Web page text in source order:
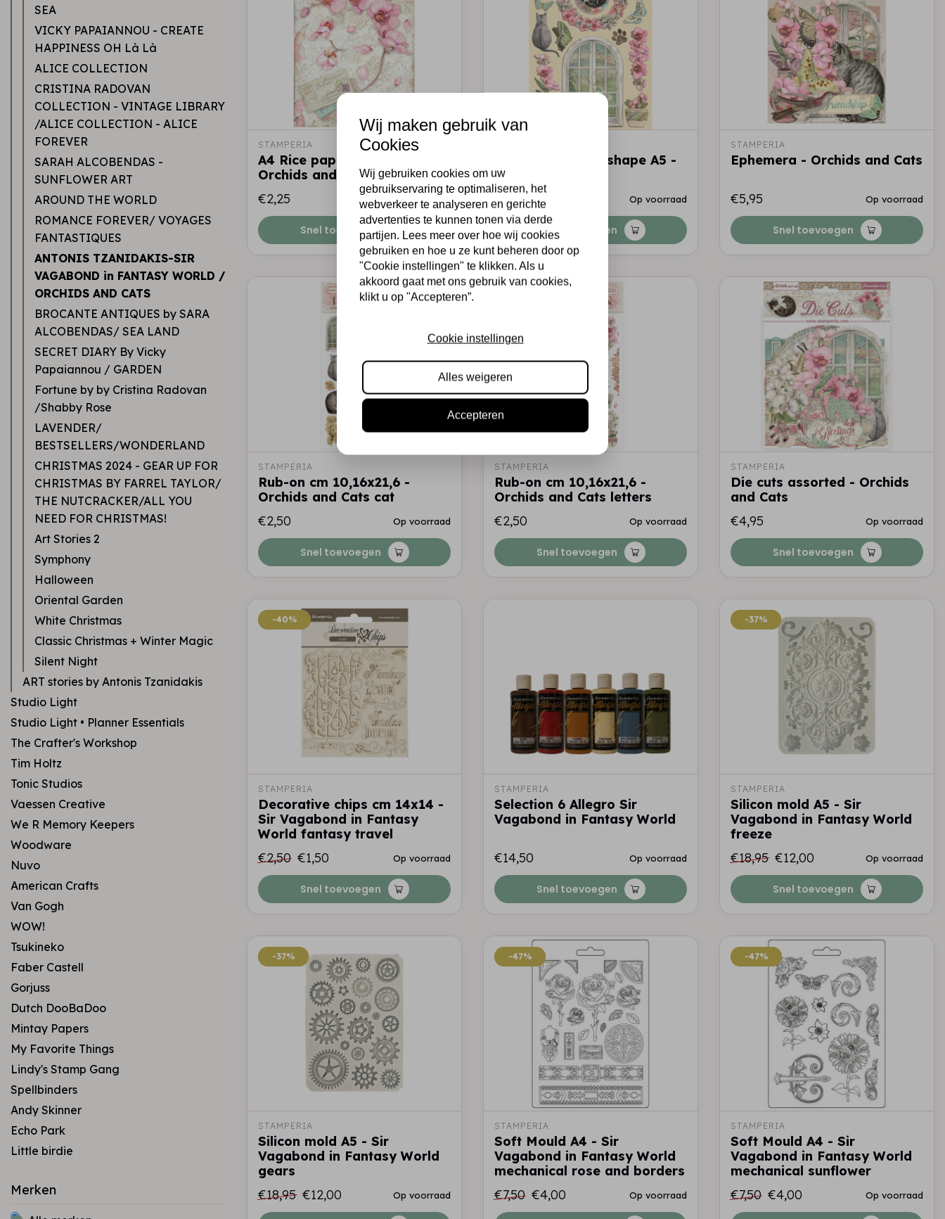
SEA
VICKY PAPAIANNOU - CREATE
HAPPINESS OH Là Là
ALICE COLLECTION
CRISTINA RADOVAN
COLLECTION - VINTAGE LIBRARY
/ALICE COLLECTION - ALICE
FOREVER
SARAH ALCOBENDAS -
SUNFLOWER ART
AROUND THE WORLD
ROMANCE FOREVER/ VOYAGES
FANTASTIQUES
ANTONIS TZANIDAKIS-SIR
VAGABOND in FANTASY WORLD /
ORCHIDS AND CATS
BROCANTE ANTIQUES by SARA
ALCOBENDAS/ SEA LAND
SECRET DIARY By Vicky
Papaiannou / GARDEN
Fortune by by Cristina Radovan
/Shabby Rose
LAVENDER/
BESTSELLERS/WONDERLAND
CHRISTMAS 2024 - GEAR UP FOR
CHRISTMAS BY FARREL TAYLOR/
THE NUTCRACKER/ALL YOU
NEED FOR CHRISTMAS!
Art Stories 2
Symphony
Halloween
Oriental Garden
White Christmas
Classic Christmas + Winter Magic
Silent Night
ART stories by Antonis Tzanidakis
Studio Light
Studio Light • Planner Essentials
The Crafter's Workshop
Tim Holtz
Tonic Studios
Vaessen Creative
We R Memory Keepers
Woodware
Nuvo
American Crafts
Van Gogh
WOW!
Tsukineko
Faber Castell
Gorjuss
Dutch DooBaDoo
Mintay Papers
My Favorite Things
Lindy's Stamp Gang
Spellbinders
Andy Skinner
Echo Park
Little birdie
Merken
STAMPERIA
A4 Rice paper packed -
Orchids and Cats pink orchid
€2,25
Op voorraad
Snel toevoegen
Colored Wooden shape A5 -
Orchids and Cats
€7,25
Op voorraad
Snel toevoegen
STAMPERIA
Ephemera - Orchids and Cats
€5,95 Op voorraad
Snel toevoegen
STAMPERIA
Rub-on cm 10,16x21,6 -
Orchids and Cats cat
€2,50
Op voorraad
Snel toevoegen
STAMPERIA
Rub-on cm 10,16x21,6 -
Orchids and Cats letters
€2,50
Op voorraad
Snel toevoegen
STAMPERIA
Die cuts assorted - Orchids
and Cats
€4,95
Op voorraad
Snel toevoegen
-40%
-40%
STAMPERIA
Decorative chips cm 14x14 -
Sir Vagabond in Fantasy
World fantasy travel
€2,50 €1,50 Op voorraad
Snel toevoegen
STAMPERIA
Selection 6 Allegro Sir
Vagabond in Fantasy World
€14,50 Op voorraad
Snel toevoegen
-37%
-37%
STAMPERIA
Silicon mold A5 - Sir
Vagabond in Fantasy World
freeze
€18,95 €12,00 Op voorraad
Snel toevoegen
-37%
-37%
STAMPERIA
Silicon mold A5 - Sir
Vagabond in Fantasy World
gears
€18,95 €12,00 Op voorraad
-47%
-47%
STAMPERIA
Soft Mould A4 - Sir
Vagabond in Fantasy World
mechanical rose and borders
€7,50 €4,00 Op voorraad
-47%
-47%
STAMPERIA
Soft Mould A4 - Sir
Vagabond in Fantasy World
mechanical sunflower
€7,50 €4,00 Op voorraad
Wij maken gebruik van
Cookies
Wij gebruiken cookies om uw
gebruikservaring te optimaliseren, het
webverkeer te analyseren en gerichte
advertenties te kunnen tonen via derde
partijen. Lees meer over hoe wij cookies
gebruiken en hoe u ze kunt beheren door op
"Cookie instellingen" te klikken. Als u
akkoord gaat met ons gebruik van cookies,
klikt u op "Accepteren”.
Cookie instellingen
Alles weigeren
Accepteren